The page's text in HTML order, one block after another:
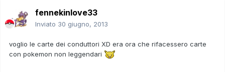
fennekinlove33
Inviato 30 giugno, 2013
voglio le carte dei conduttori XD era ora che rifacessero carte
con pokemon non leggendari